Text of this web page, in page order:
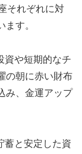
それぞれに対
す。
資や短期的なチ
の朝に赤い財布
み、金運アップ
蓄と安定した資